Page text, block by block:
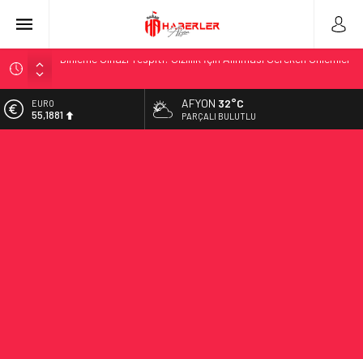
Girne’de Kiralık Ev Fırsatları ile Yeni Bir Hayat Başlatın
Maximize Your Fitness Journey with a TDEE Calculator
Ampul Duy Çeşitleri ve Kullanım Alanları
EURO
55,1881
AFYON 32°C
PARÇALI BULUTLU